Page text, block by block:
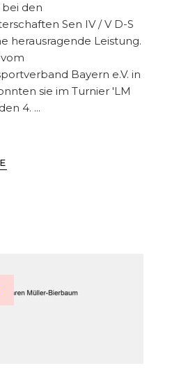
den
Sen IV / V D-S
herausragende Leistung.
Bayern e.V. in
sie im Turnier 'LM
4.